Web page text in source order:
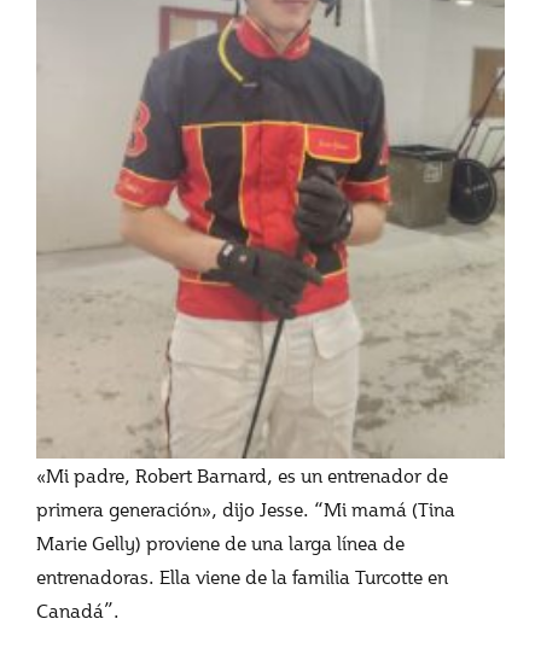
«Mi padre, Robert Barnard, es un entrenador de
primera generación», dijo Jesse. “Mi mamá (Tina
Marie Gelly) proviene de una larga línea de
entrenadoras. Ella viene de la familia Turcotte en
Canadá”.